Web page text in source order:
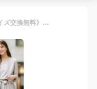
＼最大3000円OFFクーポン配布中／《サイズ交換無料》スーツ レディース セレモニースーツ 入学式 ママスーツ 卒業式 パンツスーツ フォーマルスーツ パンツ ジャケット セットアップ 洗える 大きいサイズ 低身長 高身長 通勤 オフィス ビジネス ママ 母 母親 祖母 服装